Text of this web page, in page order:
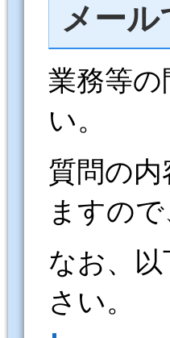
メー
業務等
い。
質問の
ますの
なお、
さい。